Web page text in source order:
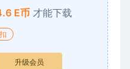
E币 才能下载
升级会员